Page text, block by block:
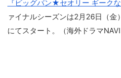
『ビッグバン★セオリー ギーク
ァイナルシーズンは2月26日（
にてスタート。（海外ドラマNAVI